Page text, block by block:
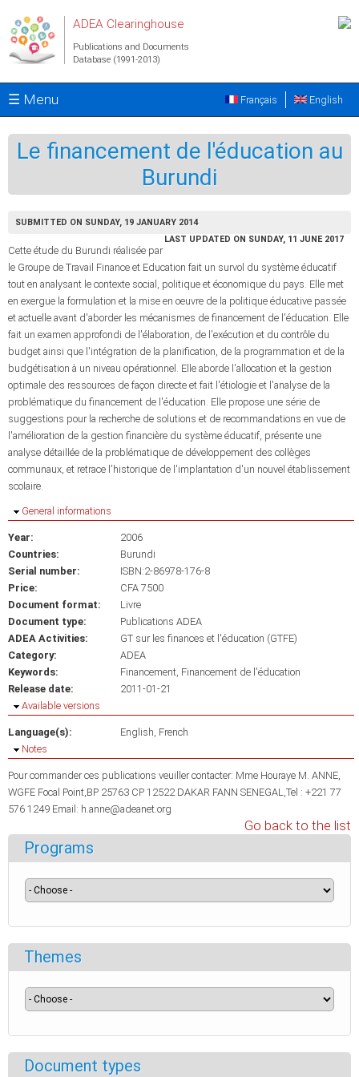
ADEA Clearinghouse
Publications and Documents
Database (1991-2013)
☰ Menu English
Français
Le financement de l'éducation au
Burundi
SUBMITTED ON SUNDAY, 19 JANUARY 2014
LAST UPDATED ON SUNDAY, 11 JUNE 2017
Cette étude du Burundi réalisée par
le Groupe de Travail Finance et Education fait un survol du système éducatif
tout en analysant le contexte social, politique et économique du pays. Elle met
en exergue la formulation et la mise en oeuvre de la politique éducative passée
et actuelle avant d'aborder les mécanismes de financement de l'éducation. Elle
fait un examen approfondi de l'élaboration, de l'exécution et du contrôle du
budget ainsi que l'intégration de la planification, de la programmation et de la
budgétisation à un niveau opérationnel. Elle aborde l'allocation et la gestion
optimale des ressources de façon directe et fait l'étiologie et l'analyse de la
problématique du financement de l'éducation. Elle propose une série de
suggestions pour la recherche de solutions et de recommandations en vue de
l'amélioration de la gestion financière du système éducatif, présente une
analyse détaillée de la problématique de développement des collèges
communaux, et retrace l'historique de l'implantation d'un nouvel établissement
scolaire.
Hide
General informations
Year:
2006
Countries:
Burundi
Serial number:
ISBN:2-86978-176-8
Price:
CFA 7500
Document format:
Livre
Document type:
Publications ADEA
ADEA Activities:
GT sur les finances et l'éducation (GTFE)
Category:
ADEA
Keywords:
Financement Financement de l'éducation
Release date:
2011-01-21
Hide
Available versions
Language(s): English French
Hide
Notes
Pour commander ces publications veuiller contacter: Mme Houraye M. ANNE,
WGFE Focal Point,BP 25763 CP 12522 DAKAR FANN SENEGAL,Tel : +221 77
576 1249 Email: h.anne@adeanet.org
Go back to the list
Programs
Themes
Document types